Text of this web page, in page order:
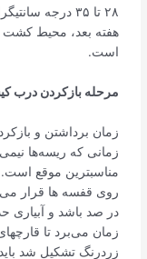
۲۸ تا ۳۵ درجه
هفته بعد، محیط کشت
است.
مرحله بازکردن درب
زمان برداشتن و
زمانی که ریسه­‌ها نیمی
مناسب­ترین موقع
در صد باشد و آبیاری
زمان می‌برد تا
زردرنگ تشکیل شد